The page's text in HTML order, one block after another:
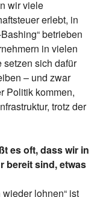
wir viele
erlebt, in
betrieben
in vielen
sich dafür
– und zwar
Politik kommen,
trotz der
es oft, dass wir in
bereit sind, etwas
lohnen“ ist